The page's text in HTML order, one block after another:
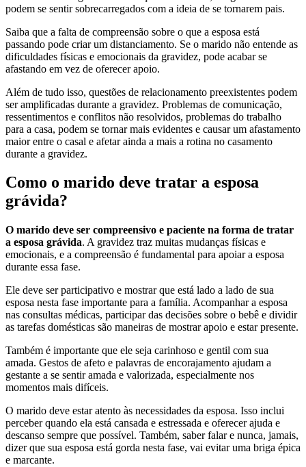
podem se sentir sobrecarregados com a ideia de se tornarem pais.
Saiba que a falta de compreensão sobre o que a esposa está
passando pode criar um distanciamento. Se o marido não entende as
dificuldades físicas e emocionais da gravidez, pode acabar se
afastando em vez de oferecer apoio.
Além de tudo isso, questões de relacionamento preexistentes podem
ser amplificadas durante a gravidez. Problemas de comunicação,
ressentimentos e conflitos não resolvidos, problemas do trabalho
para a casa, podem se tornar mais evidentes e causar um afastamento
maior entre o casal e afetar ainda a mais a rotina no casamento
durante a gravidez.
Como o marido deve tratar a esposa
grávida?
O marido deve ser compreensivo e paciente na forma de tratar
a esposa grávida. A gravidez traz muitas mudanças físicas e
emocionais, e a compreensão é fundamental para apoiar a esposa
durante essa fase.
Ele deve ser participativo e mostrar que está lado a lado de sua
esposa nesta fase importante para a família. Acompanhar a esposa
nas consultas médicas, participar das decisões sobre o bebê e dividir
as tarefas domésticas são maneiras de mostrar apoio e estar presente.
Também é importante que ele seja carinhoso e gentil com sua
amada. Gestos de afeto e palavras de encorajamento ajudam a
gestante a se sentir amada e valorizada, especialmente nos
momentos mais difíceis.
O marido deve estar atento às necessidades da esposa. Isso inclui
perceber quando ela está cansada e estressada e oferecer ajuda e
descanso sempre que possível. Também, saber falar e nunca, jamais,
dizer que sua esposa está gorda nesta fase, vai evitar uma briga épica
e marcante.